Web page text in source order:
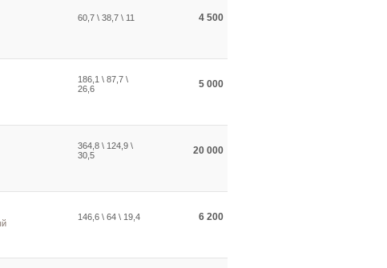
60,7 \ 38,7 \ 11 4 500
186,1 \ 87,7 \
26,6
5 000
364,8 \ 124,9 \
30,5
20 000
146,6 \ 64 \ 19,4 6 200